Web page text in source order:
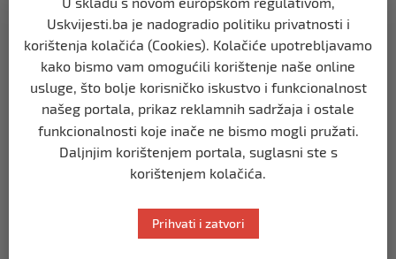
poginulo u eksploziji u blizini groba
generala Soleimanija
prije 3 godine
TIMELINE
Ko završi svoj dan zikrom i veličanjem
Allaha, cijeli dan će mu biti upisan kao
zikr
prije 3 godine
Tužilaštvo BiH podiglo optužnicu protiv
Uskvijesti.ba je nadogradio politiku privatnosti i
korištenja kolačića (Cookies). Kolačiće upotrebljavamo
kako bismo vam omogućili korištenje naše online
usluge, što bolje korisničko iskustvo i funkcionalnost
našeg portala, prikaz reklamnih sadržaja i ostale
funkcionalnosti koje inače ne bismo mogli pružati.
Daljnjim korištenjem portala, suglasni ste s
korištenjem kolačića.
Prihvati i zatvori